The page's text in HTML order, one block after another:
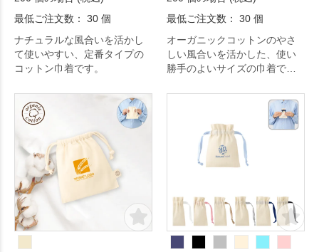
最低ご注文数： 30 個
ナチュラルな風合いを活かし
て使いやすい、定番タイプの
コットン巾着です。
最低ご注文数： 30 個
オーガニックコットンのやさ
しい風合いを活かした、使い
勝手のよいサイズの巾着で